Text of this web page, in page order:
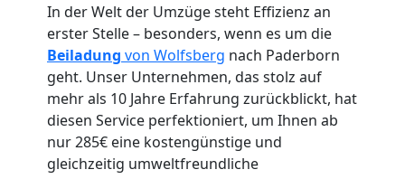
In der Welt der Umzüge steht Effizienz an
erster Stelle – besonders, wenn es um die
Beiladung von Wolfsberg nach Paderborn
geht. Unser Unternehmen, das stolz auf
mehr als 10 Jahre Erfahrung zurückblickt, hat
diesen Service perfektioniert, um Ihnen ab
nur 285€ eine kostengünstige und
gleichzeitig umweltfreundliche
Umzugshelfer
Wolfsberg